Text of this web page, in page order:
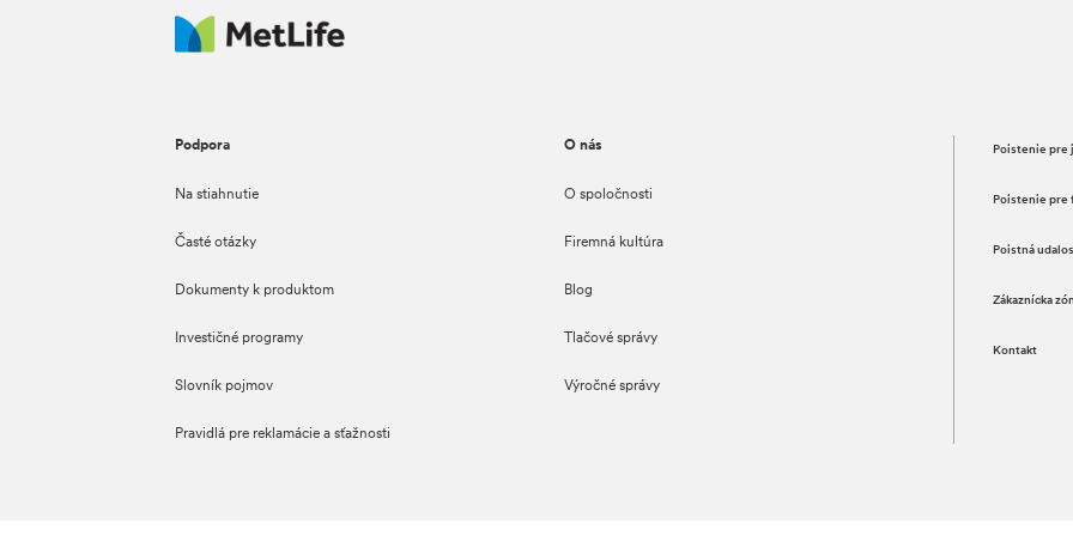
Podpora
Na stiahnutie
Časté otázky
Dokumenty k produktom
Investičné programy
Slovník pojmov
Pravidlá pre reklamácie a sťažnosti
O nás
O spoločnosti
Firemná kultúra
Blog
Tlačové správy
Výročné správy
Poistenie pre
Poistenie pre
Poistná
Zákaznícka
Kontakt